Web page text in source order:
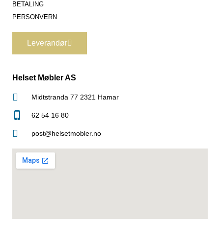
BETALING
PERSONVERN
Leverandør
Helset Møbler AS
Midtstranda 77 2321 Hamar
62 54 16 80
post@helsetmobler.no